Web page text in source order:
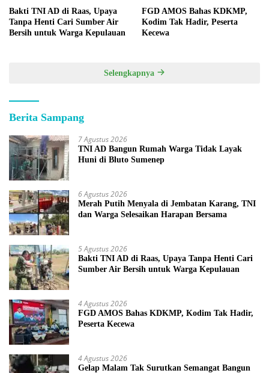
Bakti TNI AD di Raas, Upaya
Tanpa Henti Cari Sumber Air
Bersih untuk Warga Kepulauan
FGD AMOS Bahas KDKMP,
Kodim Tak Hadir, Peserta
Kecewa
Selengkapnya
Berita Sampang
7 Agustus 2026
TNI AD Bangun Rumah Warga Tidak Layak
Huni di Bluto Sumenep
6 Agustus 2026
Merah Putih Menyala di Jembatan Karang, TNI
dan Warga Selesaikan Harapan Bersama
5 Agustus 2026
Bakti TNI AD di Raas, Upaya Tanpa Henti Cari
Sumber Air Bersih untuk Warga Kepulauan
4 Agustus 2026
FGD AMOS Bahas KDKMP, Kodim Tak Hadir,
Peserta Kecewa
4 Agustus 2026
Gelap Malam Tak Surutkan Semangat Bangun